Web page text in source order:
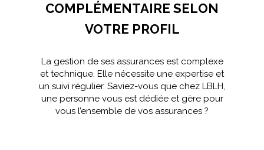
COMPLÉMENTAIRE SELON
VOTRE PROFIL
La gestion de ses assurances est complexe
et technique. Elle nécessite une expertise et
un suivi régulier. Saviez-vous que chez LBLH,
une personne vous est dédiée et gère pour
vous l’ensemble de vos assurances ?